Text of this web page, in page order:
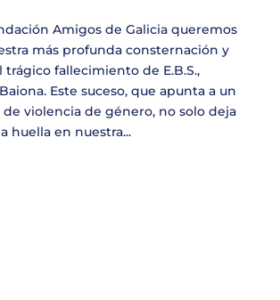
Amigos de Galicia queremos
más profunda consternación y
fallecimiento de E.B.S.,
Este suceso, que apunta a un
de violencia de género, no solo deja
huella en nuestra...